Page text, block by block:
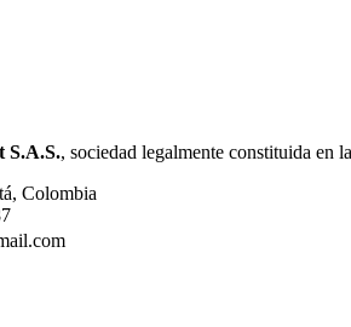
S.A.S., sociedad legalmente constituida en
Colombia